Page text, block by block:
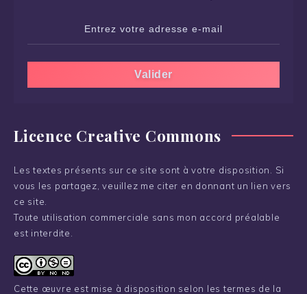
Licence Creative Commons
Les textes présents sur ce site sont à votre disposition. Si
vous les partagez, veuillez me citer en donnant un lien vers
ce site.
Toute utilisation commerciale sans mon accord préalable
est interdite.
Cette œuvre est mise à disposition selon les termes de la